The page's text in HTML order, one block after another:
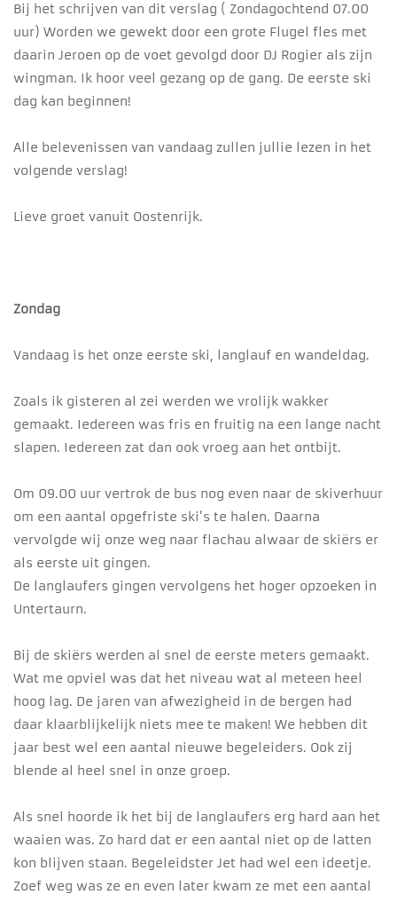
Bij het schrijven van dit verslag ( Zondagochtend 07.00
uur) Worden we gewekt door een grote Flugel fles met
daarin Jeroen op de voet gevolgd door DJ Rogier als zijn
wingman. Ik hoor veel gezang op de gang. De eerste ski
dag kan beginnen!
Alle belevenissen van vandaag zullen jullie lezen in het
volgende verslag!
Lieve groet vanuit Oostenrijk.
Zondag
Vandaag is het onze eerste ski, langlauf en wandeldag.
Zoals ik gisteren al zei werden we vrolijk wakker
gemaakt. Iedereen was fris en fruitig na een lange nacht
slapen. Iedereen zat dan ook vroeg aan het ontbijt.
Om 09.00 uur vertrok de bus nog even naar de skiverhuur
om een aantal opgefriste ski’s te halen. Daarna
vervolgde wij onze weg naar flachau alwaar de skiërs er
als eerste uit gingen.
De langlaufers gingen vervolgens het hoger opzoeken in
Untertaurn.
Bij de skiërs werden al snel de eerste meters gemaakt.
Wat me opviel was dat het niveau wat al meteen heel
hoog lag. De jaren van afwezigheid in de bergen had
daar klaarblijkelijk niets mee te maken! We hebben dit
jaar best wel een aantal nieuwe begeleiders. Ook zij
blende al heel snel in onze groep.
Als snel hoorde ik het bij de langlaufers erg hard aan het
waaien was. Zo hard dat er een aantal niet op de latten
kon blijven staan. Begeleidster Jet had wel een ideetje.
Zoef weg was ze en even later kwam ze met een aantal